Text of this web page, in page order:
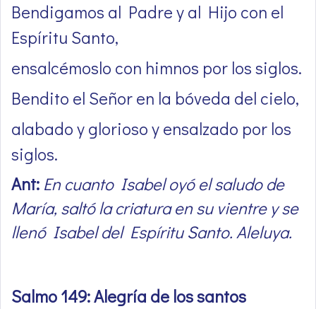
Bendigamos al Padre y al Hijo con el
Espíritu Santo,
ensalcémoslo con himnos por los siglos.
Bendito el Señor en la bóveda del cielo,
alabado y glorioso y ensalzado por los
siglos.
Ant: En cuanto Isabel oyó el saludo de
María, saltó la criatura en su vientre y se
llenó Isabel del Espíritu Santo. Aleluya.
Salmo 149: Alegría de los santos